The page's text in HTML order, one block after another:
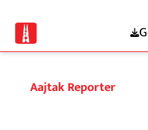
Aajtak Reporter